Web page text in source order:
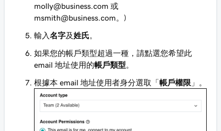
molly@business.com 或
msmith@business.com 。)
輸入 名字及姓氏
如果您的帳戶類型超過一種，請點選您希望此
email 地址使用的帳戶類型
根據本 email 地址使用者身分選取「 帳戶權限 」。